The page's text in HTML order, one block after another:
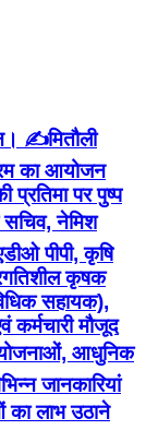
✍️मितौली
का आयोजन
प्रतिमा पर पुष्प
सचिव, नेमिश
पीपी, कृषि
कृषक
सहायक),
कर्मचारी मौजूद
योजनाओं, आधुनिक
जानकारियां
का लाभ उठाने